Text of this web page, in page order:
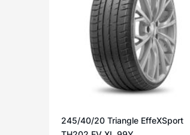
245/40/20 Triangle EffeXSport